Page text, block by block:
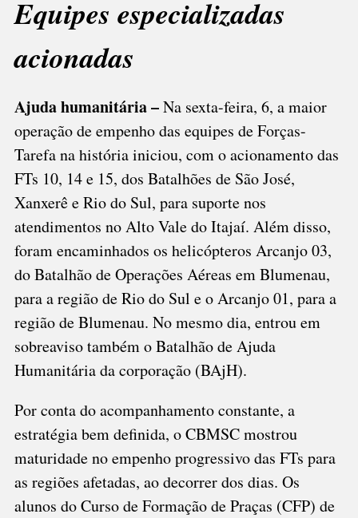
Equipes especializadas
acionadas
Ajuda humanitária –Na sexta-feira, 6, a maior
operação de empenho das equipes de Forças-
Tarefa na história iniciou, com o acionamento das
FTs 10, 14 e 15, dos Batalhões de São José,
Xanxerê e Rio do Sul, para suporte nos
atendimentos no Alto Vale do Itajaí. Além disso,
foram encaminhados os helicópteros Arcanjo 03,
do Batalhão de Operações Aéreas em Blumenau,
para a região de Rio do Sul e o Arcanjo 01, para a
região de Blumenau. No mesmo dia, entrou em
sobreaviso também o Batalhão de Ajuda
Humanitária da corporação (BAjH).
Por conta do acompanhamento constante, a
estratégia bem definida, o CBMSC mostrou
maturidade no empenho progressivo das FTs para
as regiões afetadas, ao decorrer dos dias. Os
alunos do Curso de Formação de Praças (CFP) de